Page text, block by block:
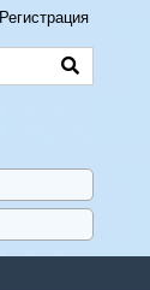
Регистрация